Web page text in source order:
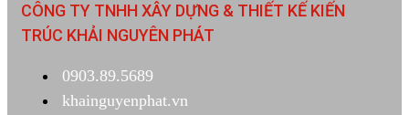
CÔNG TY TNHH XÂY DỰNG & THIẾT KẾ KIẾN
TRÚC KHẢI NGUYÊN PHÁT
0903.89.5689
khainguyenphat.vn